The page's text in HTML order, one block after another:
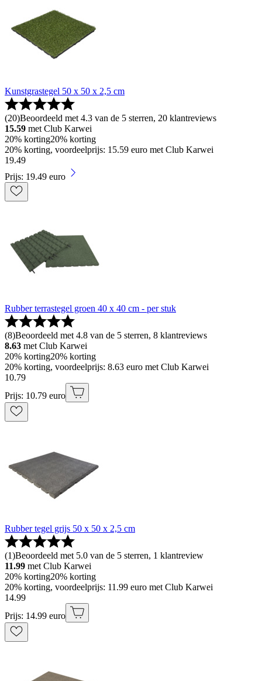
Kunstgrastegel 50 x 50 x 2,5 cm
(20)Beoordeeld met 4.3 van de 5 sterren, 20 klantreviews
15.59 met Club Karwei
20% korting20% korting
20% korting, voordeelprijs: 15.59 euro met Club Karwei
19.49
Prijs: 19.49 euro
Rubber terrastegel groen 40 x 40 cm - per stuk
(8)Beoordeeld met 4.8 van de 5 sterren, 8 klantreviews
8.63 met Club Karwei
20% korting20% korting
20% korting, voordeelprijs: 8.63 euro met Club Karwei
10.79
Prijs: 10.79 euro
Rubber tegel grijs 50 x 50 x 2,5 cm
(1)Beoordeeld met 5.0 van de 5 sterren, 1 klantreview
11.99 met Club Karwei
20% korting20% korting
20% korting, voordeelprijs: 11.99 euro met Club Karwei
14.99
Prijs: 14.99 euro